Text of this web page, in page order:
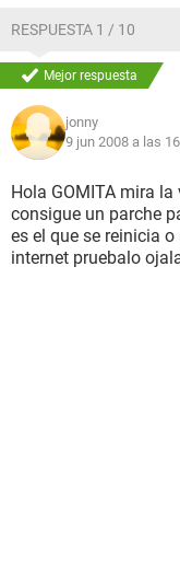
RESPUESTA 1 / 10
Mejor respuesta
jonny
9 jun 2008 a las
Hola GOMITA mira
consigue un parche
es el que se reinicia
internet pruebalo